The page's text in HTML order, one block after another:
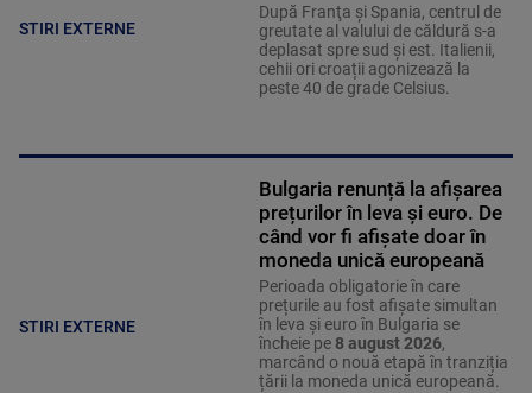
STIRI EXTERNE
După Franţa şi Spania, centrul de
greutate al valului de căldură s-a
deplasat spre sud şi est. Italienii,
cehii ori croații agonizează la
peste 40 de grade Celsius.
STIRI EXTERNE
Bulgaria renunță la afișarea
prețurilor în leva și euro. De
când vor fi afișate doar în
moneda unică europeană
Perioada obligatorie în care
prețurile au fost afișate simultan
în leva și euro în Bulgaria se
încheie pe 8 august 2026,
marcând o nouă etapă în tranziția
țării la moneda unică europeană.